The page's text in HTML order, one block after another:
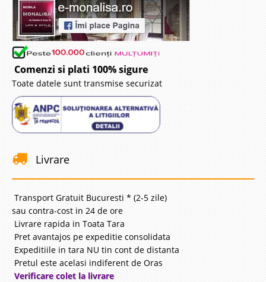
Comenzi si plati 100% sigure
Toate datele sunt transmise securizat
Livrare
Transport Gratuit Bucuresti * (2-5 zile)
sau contra-cost in 24 de ore
Livrare rapida in Toata Tara
Pret avantajos pe expeditie consolidata
Expeditiile in tara NU tin cont de distanta
Pretul este acelasi indiferent de Oras
Verificare colet la livrare